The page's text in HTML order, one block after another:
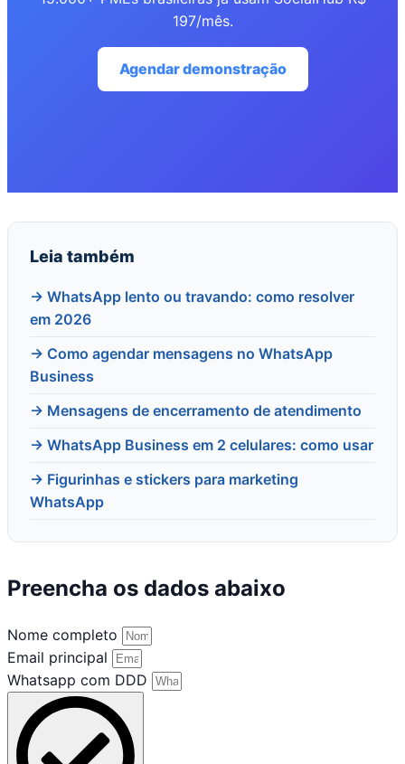
197/mês.
Agendar demonstração
Leia também
→ WhatsApp lento ou travando: como resolver
em 2026
→ Como agendar mensagens no WhatsApp
Business
→ Mensagens de encerramento de atendimento
→ WhatsApp Business em 2 celulares: como usar
→ Figurinhas e stickers para marketing
WhatsApp
Preencha os dados abaixo
Nome completo
Email principal
Whatsapp com DDD